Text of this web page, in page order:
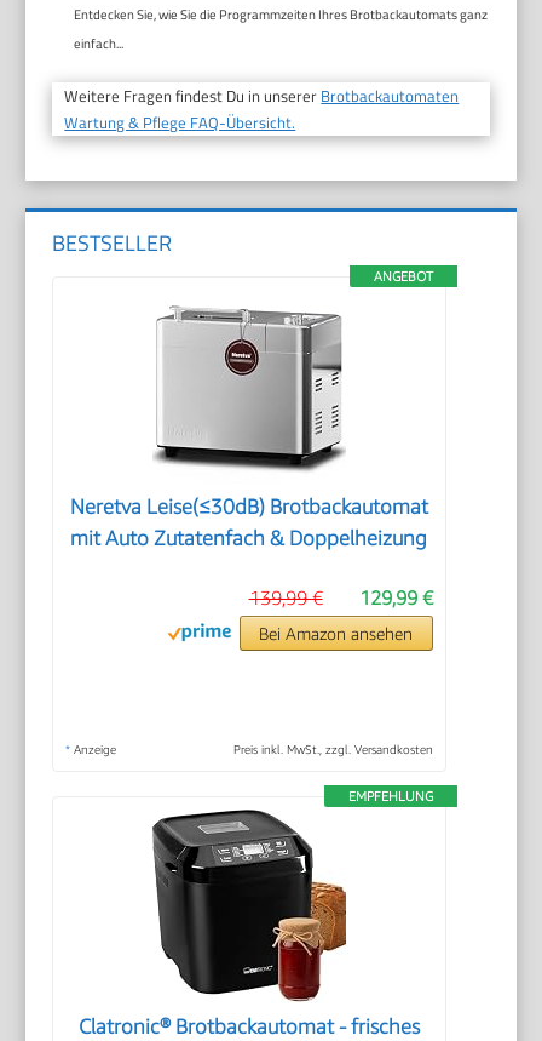
Entdecken Sie, wie Sie die Programmzeiten Ihres Brotbackautomats ganz
einfach...
Weitere Fragen findest Du in unserer Brotbackautomaten
Wartung & Pflege FAQ-Übersicht.
BESTSELLER
ANGEBOT
Neretva Leise(≤30dB) Brotbackautomat
mit Auto Zutatenfach & Doppelheizung
129,99 €
139,99 €
Bei Amazon ansehen
* Anzeige Preis inkl. MwSt., zzgl. Versandkosten
EMPFEHLUNG
Clatronic® Brotbackautomat - frisches